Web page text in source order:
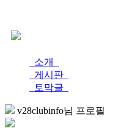
소개
게시판
토막글
v28clubinfo님 프로필